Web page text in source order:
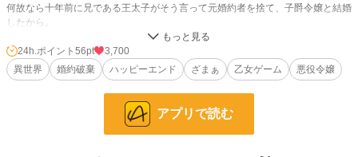
何故なら十年前に兄である王太子がそう言って元婚約者を捨て、子爵令嬢と結婚
したから。
そして第三王子の『運命の相手』を見て彼らは絶句する。
――彼女は追放され、死んだ元婚約者にそっくりだったのだ。
※小説家になろう、カクヨムでも連載しています。
14,870 位 / 228,588 件
24h.ポイント 56pt
3,700
異世界
婚約破棄 ハッピーエンド ざまぁ 乙女ゲーム 悪役令嬢
アプリで読む